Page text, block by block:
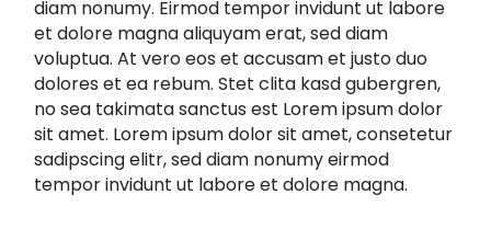
diam nonumy. Eirmod tempor invidunt ut labore
et dolore magna aliquyam erat, sed diam
voluptua. At vero eos et accusam et justo duo
dolores et ea rebum. Stet clita kasd gubergren,
no sea takimata sanctus est Lorem ipsum dolor
sit amet. Lorem ipsum dolor sit amet, consetetur
sadipscing elitr, sed diam nonumy eirmod
tempor invidunt ut labore et dolore magna.